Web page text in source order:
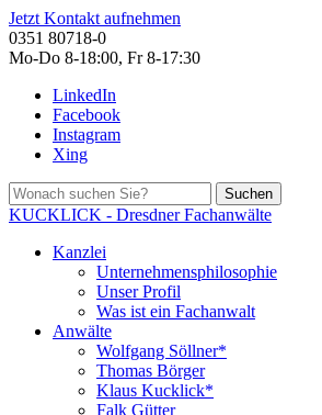
Jetzt Kontakt aufnehmen
0351 80718-0
Mo-Do 8-18:00, Fr 8-17:30
LinkedIn
Facebook
Instagram
Xing
Suchen
KUCKLICK - Dresdner Fachanwälte
Kanzlei
Unternehmensphilosophie
Unser Profil
Was ist ein Fachanwalt
Anwälte
Wolfgang Söllner*
Thomas Börger
Klaus Kucklick*
Falk Gütter